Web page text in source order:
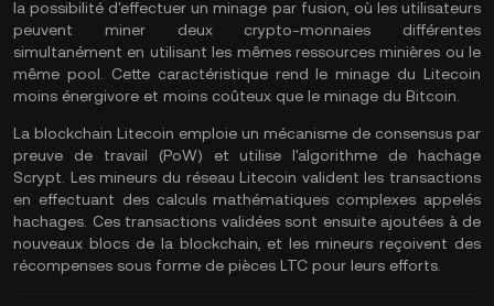
la possibilité d'effectuer un minage par fusion, où les utilisateurs
peuvent miner deux crypto-monnaies différentes
simultanément en utilisant les mêmes ressources minières ou le
même pool. Cette caractéristique rend le minage du Litecoin
moins énergivore et moins coûteux que le minage du Bitcoin.
La blockchain Litecoin emploie un mécanisme de consensus par
preuve de travail (PoW) et utilise l'algorithme de hachage
Scrypt. Les mineurs du réseau Litecoin valident les transactions
en effectuant des calculs mathématiques complexes appelés
hachages. Ces transactions validées sont ensuite ajoutées à de
nouveaux blocs de la blockchain, et les mineurs reçoivent des
récompenses sous forme de pièces LTC pour leurs efforts.